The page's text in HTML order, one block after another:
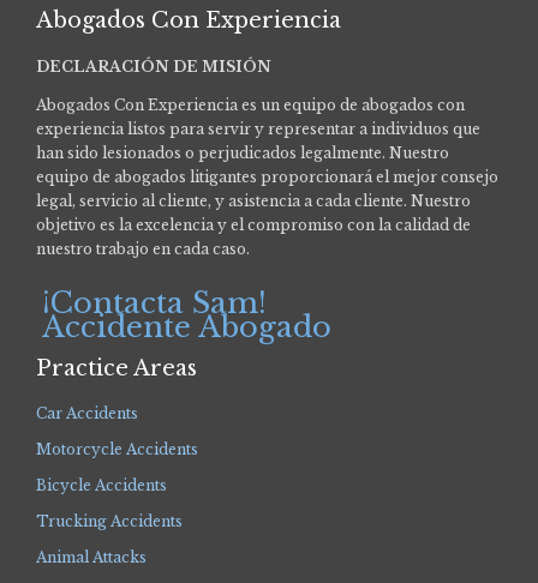
Abogados Con Experiencia
DECLARACIÓN DE MISIÓN
Abogados Con Experiencia es un equipo de abogados con
experiencia listos para servir y representar a individuos que
han sido lesionados o perjudicados legalmente. Nuestro
equipo de abogados litigantes proporcionará el mejor consejo
legal, servicio al cliente, y asistencia a cada cliente. Nuestro
objetivo es la excelencia y el compromiso con la calidad de
nuestro trabajo en cada caso.
¡Contacta Sam!
Accidente Abogado
Practice Areas
Car Accidents
Motorcycle Accidents
Bicycle Accidents
Trucking Accidents
Animal Attacks